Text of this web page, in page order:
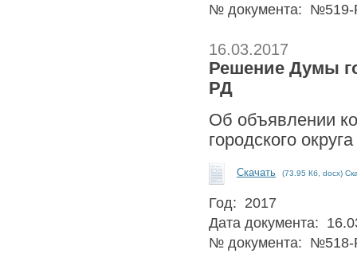
№ документа:
16.03.2017
Решение Думы
РД
Об объявлении
городского
Скачать (73.95 Кб, docx)
Год: 2017
Дата документа:
№ документа: